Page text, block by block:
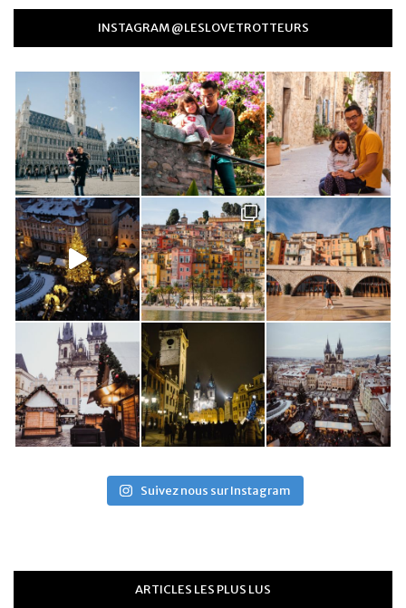
INSTAGRAM @LESLOVETROTTEURS
Suivez nous sur Instagram
ARTICLES LES PLUS LUS